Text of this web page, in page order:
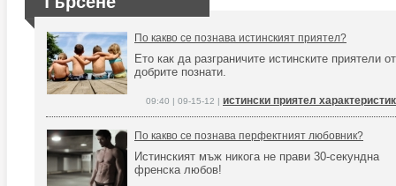
По какво се познава истинският приятел?
Ето как да разграничите истинските приятели от
добрите познати.
09:40 | 09-15-12 | истински приятел
По какво се познава перфектният любовник?
Истинският мъж никога не прави 30-секундна
френска любов!